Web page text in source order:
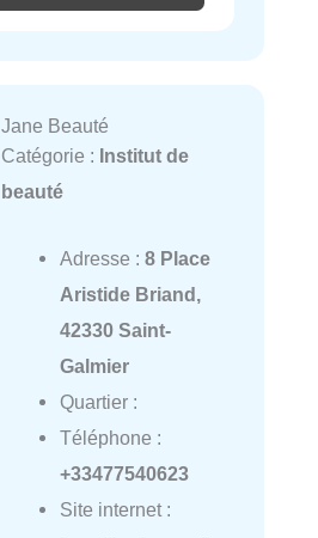
Jane Beauté
Catégorie : Institut de
beauté
Adresse : 8 Place
Aristide Briand,
42330 Saint-
Galmier
Quartier :
Téléphone :
+33477540623
Site internet :